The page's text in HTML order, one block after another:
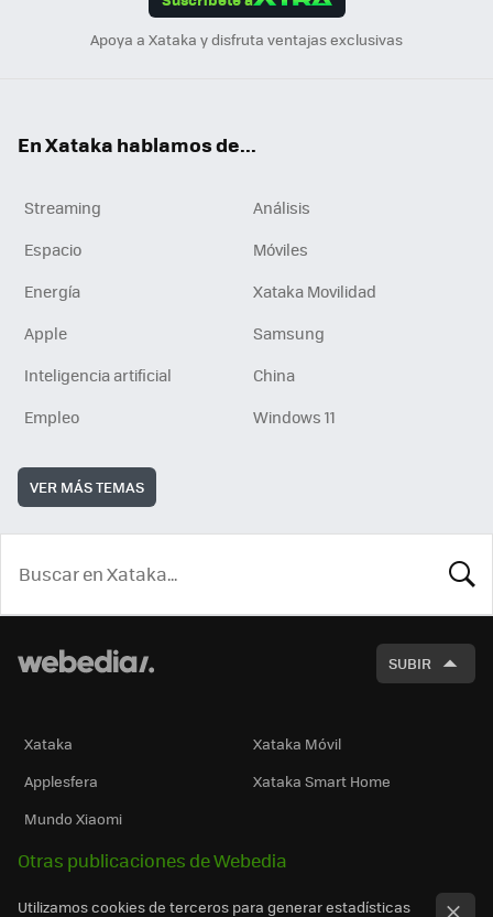
Apoya a Xataka y disfruta ventajas exclusivas
En Xataka hablamos de...
Streaming
Análisis
Espacio
Móviles
Energía
Xataka Movilidad
Apple
Samsung
Inteligencia artificial
China
Empleo
Windows 11
VER MÁS TEMAS
SUBIR
Xataka
Xataka Móvil
Applesfera
Xataka Smart Home
Mundo Xiaomi
Otras publicaciones de Webedia
Utilizamos cookies de terceros para generar estadísticas